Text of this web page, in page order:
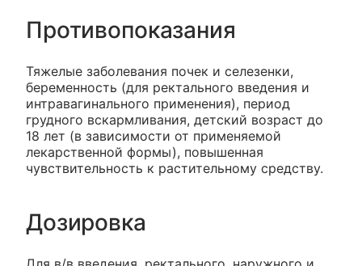
Противопоказания
Тяжелые заболевания почек и селезенки,
беременность (для ректального введения и
интравагинального применения), период
грудного вскармливания, детский возраст до
18 лет (в зависимости от применяемой
лекарственной формы), повышенная
чувствительность к растительному средству.
Дозировка